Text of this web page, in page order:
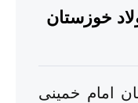
خوزستان
امام خمینی